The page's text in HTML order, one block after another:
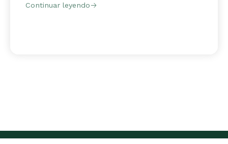
Continuar leyendo